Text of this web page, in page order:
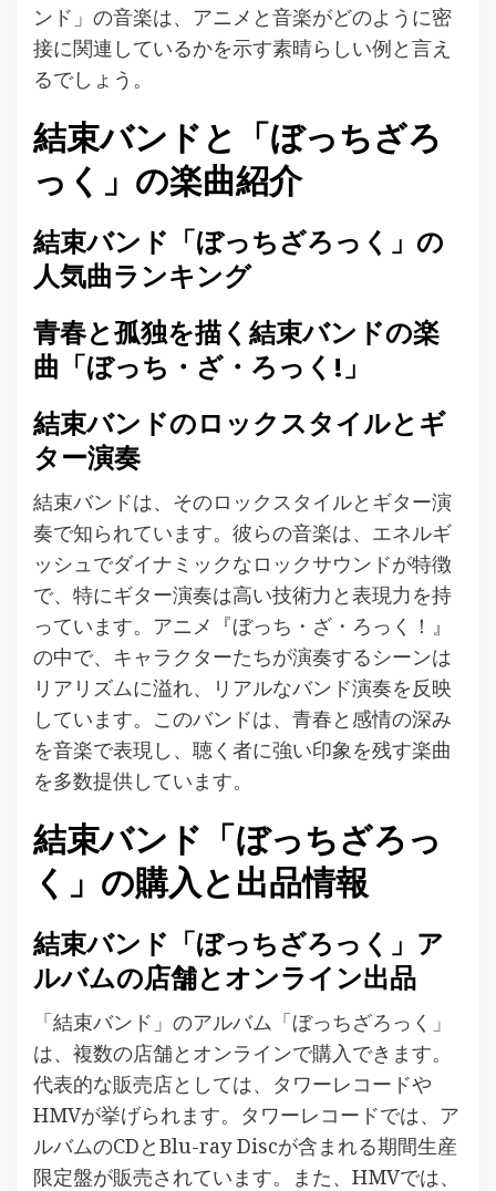
ンド」の音楽は、アニメと音楽がどのように密
接に関連しているかを示す素晴らしい例と言え
るでしょう。
結束バンドと「ぼっちざろ
っく」の楽曲紹介
結束バンド「ぼっちざろっく」の
人気曲ランキング
青春と孤独を描く結束バンドの楽
曲「ぼっち・ざ・ろっく!」
結束バンドのロックスタイルとギ
ター演奏
結束バンドは、そのロックスタイルとギター演
奏で知られています。彼らの音楽は、エネルギ
ッシュでダイナミックなロックサウンドが特徴
で、特にギター演奏は高い技術力と表現力を持
っています。アニメ『ぼっち・ざ・ろっく！』
の中で、キャラクターたちが演奏するシーンは
リアリズムに溢れ、リアルなバンド演奏を反映
しています。このバンドは、青春と感情の深み
を音楽で表現し、聴く者に強い印象を残す楽曲
を多数提供しています。
結束バンド「ぼっちざろっ
く」の購入と出品情報
結束バンド「ぼっちざろっく」ア
ルバムの店舗とオンライン出品
「結束バンド」のアルバム「ぼっちざろっく」
は、複数の店舗とオンラインで購入できます。
代表的な販売店としては、タワーレコードや
HMVが挙げられます。タワーレコードでは、ア
ルバムのCDとBlu-ray Discが含まれる期間生産
限定盤が販売されています。また、HMVでは、